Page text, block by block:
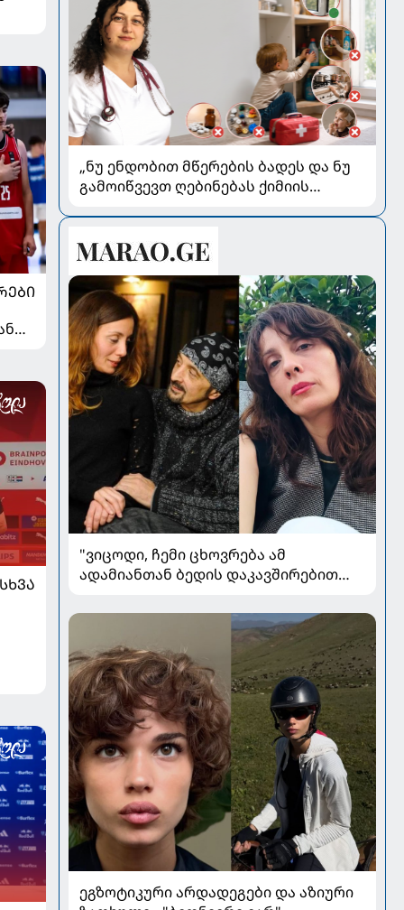
„ნუ ენდობით მწერების ბადეს და ნუ
გამოიწვევთ ღებინებას ქიმიის
პედიატრ სალომე ახვლედიანის
რჩევები
"ვიცოდი, ჩემი ცხოვრება ამ
ადამიანთან ბედის დაკავშირებით
ჟვანია დატო ევგენიძესთან
ქორწინებასა და ოჯახზე
ეგზოტიკური არდადეგები და აზიური